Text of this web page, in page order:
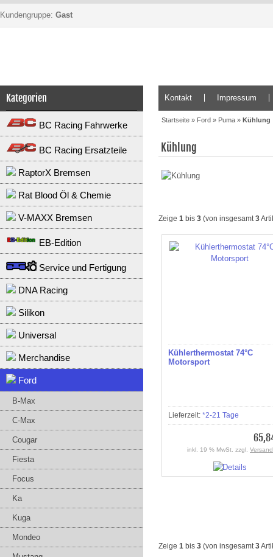
Kundengruppe: Gast
Kategorien
BC Racing Fahrwerke
BC Racing Ersatzteile
RaptorX Bremsen
Rat Blood Öl & Chemie
V-MAXX Bremsen
EB-Edition
Service und Fertigung
DNA Racing
Silikon
Universal
Merchandise
Ford
B-Max
C-Max
Cougar
Fiesta
Focus
Ka
Kuga
Mondeo
Kontakt Impressum
Startseite » Ford » Puma » Kühlung
Kühlung
Zeige 1 bis 3 (von insgesamt3
Kühlerthermostat 74°C
Motorsport
Lieferzeit: *2-21 Tage
inkl. 19 % MwSt. zzgl.
Zeige 1 bis 3 (von insgesamt3